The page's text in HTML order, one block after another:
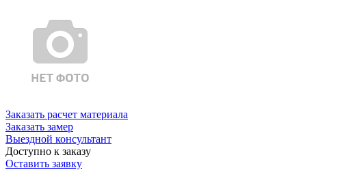
Заказать расчет материала
Заказать замер
Выездной консультант
Доступно к заказу
Оставить заявку